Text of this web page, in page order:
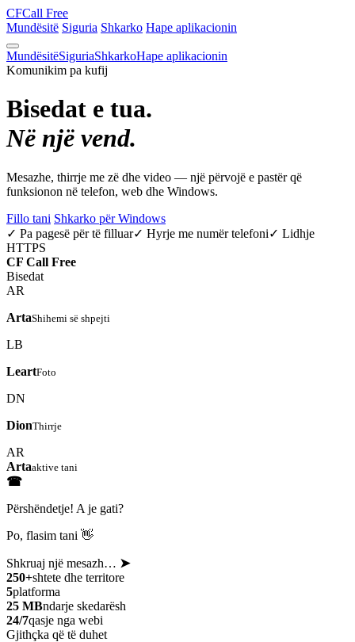
CFCall Free
Mundësitë Siguria Shkarko Hape aplikacionin
MundësitëSiguriaShkarkoHape aplikacionin
Komunikim pa kufij
Bisedat e tua.
Në një vend.
Mesazhe, thirrje me zë dhe video — një përvojë e pastër që
funksionon në telefon, web dhe Windows.
Fillo tani Shkarko për Windows
✓ Pa pagesë për të filluar✓ Hyrje me numër telefoni✓ Lidhje
HTTPS
CF Call Free
Bisedat
AR
ArtaShihemi së shpejti
LB
LeartFoto
DN
DionThirrje
AR
Artaaktive tani
☎
Përshëndetje! A je gati?
Po, flasim tani 👋
Shkruaj një mesazh… ➤
250+shtete dhe territore
5platforma
25 MBndarje skedarësh
24/7qasje nga webi
Gjithçka që të duhet